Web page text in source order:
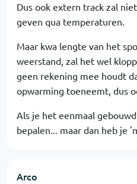
Dus ook extern track zal
geven qua temperaturen.
Maar kwa lengte van het
weerstand, zal het wel
geen rekening mee houdt
opwarming toeneemt, dus
Als je het eenmaal
bepalen... maar dan heb je
Arco